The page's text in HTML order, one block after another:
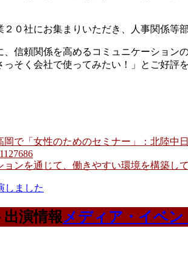
０社にお集まりいただき、人事関係等
信頼関係を高めるコミュニケーショ
そく会社で使ってみたい！」とご好評
で「女性のためのセミナー」：北陸中
ンを通じて、働きやすい環境を構築
しました
演情報メディア・イベン